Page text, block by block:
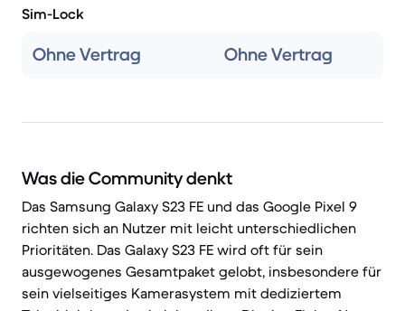
Sim-Lock
Ohne Vertrag Ohne Vertrag
Was die Community denkt
Das Samsung Galaxy S23 FE und das Google Pixel 9
richten sich an Nutzer mit leicht unterschiedlichen
Prioritäten. Das Galaxy S23 FE wird oft für sein
ausgewogenes Gesamtpaket gelobt, insbesondere für
sein vielseitiges Kamerasystem mit dediziertem